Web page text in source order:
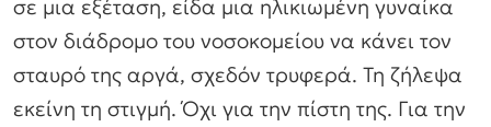
σε μια εξέταση, είδα μια ηλικιωμένη γυναίκα
στον διάδρομο του νοσοκομείου να κάνει τον
σταυρό της αργά, σχεδόν τρυφερά. Τη ζήλεψα
εκείνη τη στιγμή. Όχι για την πίστη της. Για την